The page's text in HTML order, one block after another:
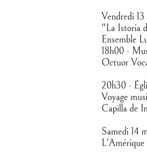
Vendredi
"La Istoria
Ensemble
18h00 -
Octuor
20h30 -
Voyage
Capilla de
Samedi 14